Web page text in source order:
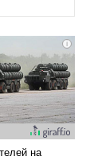
себя